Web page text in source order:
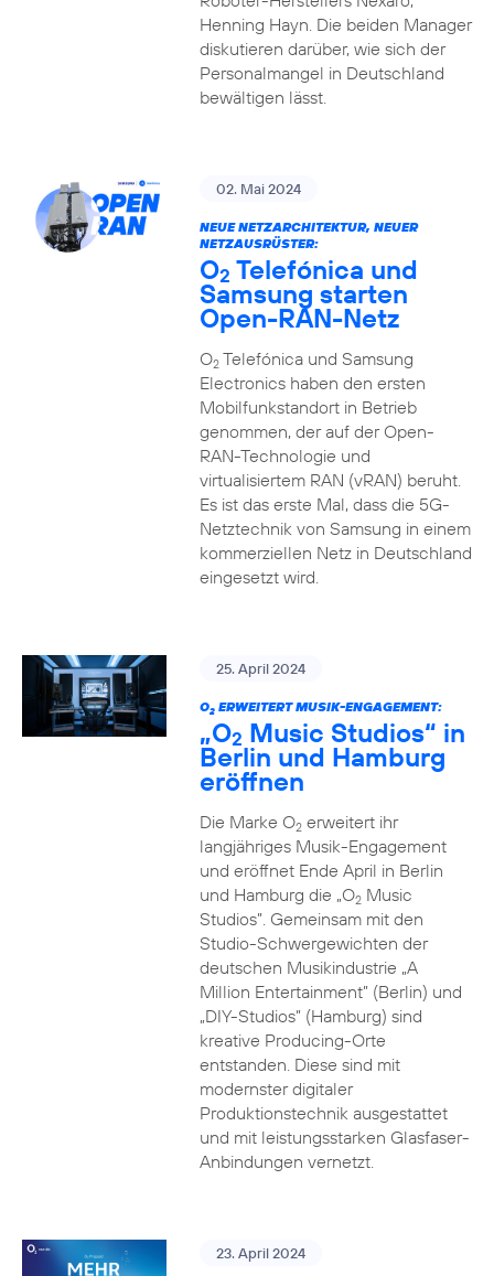
Henning Hayn. Die beiden Manager
diskutieren darüber, wie sich der
Personalmangel in Deutschland
bewältigen lässt.
02. Mai 2024
NEUE NETZARCHITEKTUR, NEUER
NETZAUSRÜSTER:
O2 Telefónica und
Samsung starten
Open-RAN-Netz
O2Telefónica und Samsung
Electronics haben den ersten
Mobilfunkstandort in Betrieb
genommen, der auf der Open-
RAN-Technologie und
virtualisiertem RAN (vRAN) beruht.
Es ist das erste Mal, dass die 5G-
Netztechnik von Samsung in einem
kommerziellen Netz in Deutschland
eingesetzt wird.
25. April 2024
O2ERWEITERT MUSIK-ENGAGEMENT:
„O2 Music Studios“ in
Berlin und Hamburg
eröffnen
Die Marke O2erweitert ihr
langjähriges Musik-Engagement
und eröffnet Ende April in Berlin
und Hamburg die „O2Music
Studios”. Gemeinsam mit den
Studio-Schwergewichten der
deutschen Musikindustrie „A
Million Entertainment” (Berlin) und
„DIY-Studios” (Hamburg) sind
kreative Producing-Orte
entstanden. Diese sind mit
modernster digitaler
Produktionstechnik ausgestattet
und mit leistungsstarken Glasfaser-
Anbindungen vernetzt.
23. April 2024